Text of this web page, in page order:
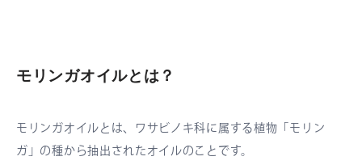
モリンガオイルとは？
モリンガオイルとは、ワサビノキ科に属する植物「モリン
ガ」の種から抽出されたオイルのことです。